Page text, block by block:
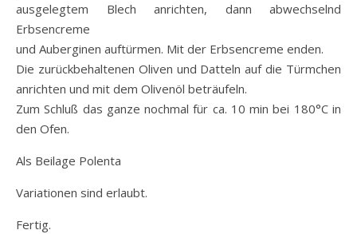
ausgelegtem Blech anrichten, dann abwechselnd
Erbsencreme
und Auberginen auftürmen. Mit der Erbsencreme enden.
Die zurückbehaltenen Oliven und Datteln auf die Türmchen
anrichten und mit dem Olivenöl beträufeln.
Zum Schluß das ganze nochmal für ca. 10 min bei 180°C in
den Ofen.
Als Beilage Polenta
Variationen sind erlaubt.
Fertig.